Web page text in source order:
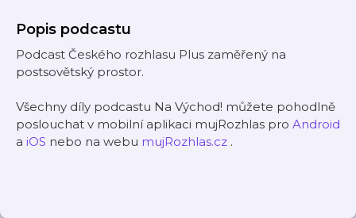
Popis podcastu
Podcast Českého rozhlasu Plus zaměřený na
postsovětský prostor.
Všechny díly podcastu Na Východ! můžete pohodlně
poslouchat v mobilní aplikaci mujRozhlas pro Android
a iOS nebo na webu mujRozhlas.cz .